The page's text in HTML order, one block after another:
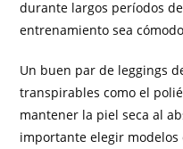
durante largos períodos
entrenamiento sea
Un buen par de leggings
transpirables como el
mantener la piel seca al
importante elegir